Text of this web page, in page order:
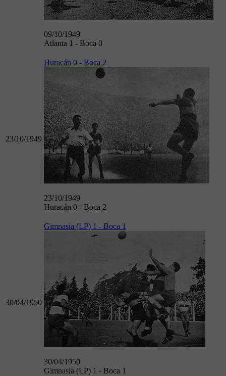
09/10/1949
Atlanta 1 - Boca 0
23/10/1949
Huracán 0 - Boca 2
23/10/1949
Huracán 0 - Boca 2
30/04/1950
Gimnasia (LP) 1 - Boca 1
30/04/1950
Gimnasia (LP) 1 - Boca 1